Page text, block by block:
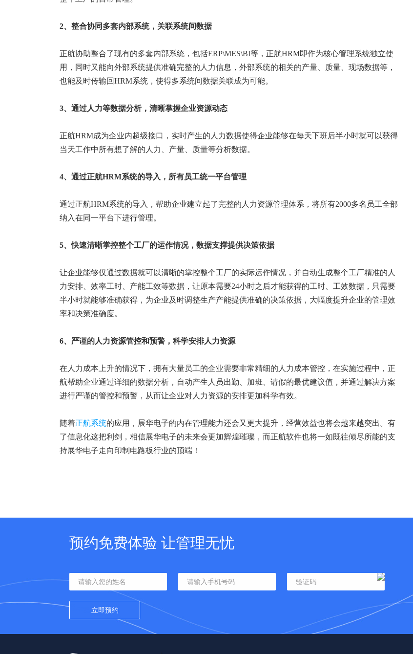
2、 整合协同多套内部系统， 关联系统间数据
正航协助整合了现有的多套内部系统，包括ERP\MES\BI等，正航HRM即作为核心管理系统独立使
用，同时又能向外部系统提供准确完整的人力信息，外部系统的相关的产量、质量、现场数据等，
也能及时传输回HRM系统，使得多系统间数据关联成为可能。
3、通过人力等数据分析，清晰掌握企业资源动态
正航HRM成为企业内超级接口，实时产生的人力数据使得企业能够在每天下班后半小时就可以获得
当天工作中所有想了解的人力、产量、质量等分析数据。
4、 通过正航HRM系统的导入 ，所有员工统一平台管理
通过正航HRM系统的导入，帮助企业建立起了完整的人力资源管理体系，将所有2000多名员工全部
纳入在同一平台下进行管理。
5、快速清晰掌控整个工厂的运作情况，数据支撑提供决策依据
让企业能够仅通过数据就可以清晰的掌控整个工厂的实际运作情况，并自动生成整个工厂精准的人
力安排、效率工时、产能工效等数据，让原本需要24小时之后才能获得的工时、工效数据，只需要
半小时就能够准确获得，为企业及时调整生产产能提供准确的决策依据，大幅度提升企业的管理效
率和决策准确度。
6、严谨的人力资源管控和预警，科学安排人力资源
在人力成本上升的情况下，拥有大量员工的企业需要非常精细的人力成本管控，在实施过程中，正
航帮助企业通过详细的数据分析，自动产生人员出勤、加班、请假的最优建议值，并通过解决方案
进行严谨的管控和预警，从而让企业对人力资源的安排更加科学有效。
随着正航系统的应用，展华电子的内在管理能力还会又更大提升，经营效益也将会越来越突出。有
了信息化这把利剑，相信展华电子的未来会更加辉煌璀璨，而正航软件也将一如既往倾尽所能的支
持展华电子走向印制电路板行业的顶端！
预约免费体验 让管理无忧